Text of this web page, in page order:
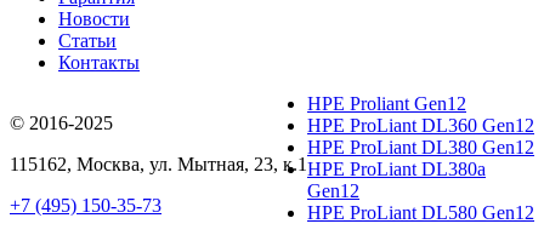
Новости
Статьи
Контакты
© 2016-2025
115162, Москва, ул. Мытная, 23, к.1
+7 (495) 150-35-73
HPE Proliant Gen12
HPE ProLiant DL360 Gen12
HPE ProLiant DL380 Gen12
HPE ProLiant DL380a
Gen12
HPE ProLiant DL580 Gen12